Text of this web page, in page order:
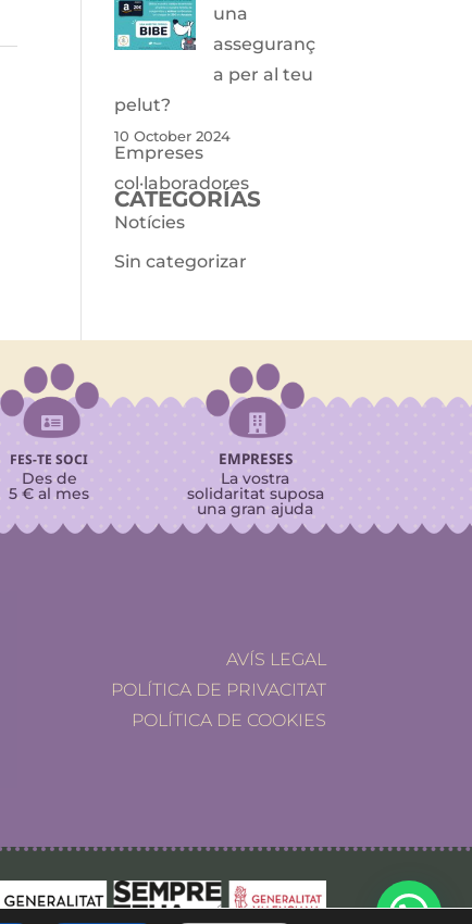
una
asseguranç
a per al teu
pelut?
10 October 2024
CATEGORÍAS
Empreses
col·laboradores
Notícies
Sin categorizar

FES-TE SOCI
Des de
5 € al mes

EMPRESES
La vostra
solidaritat suposa
una gran ajuda
AVÍS LEGAL
POLÍTICA DE PRIVACITAT
POLÍTICA DE COOKIES